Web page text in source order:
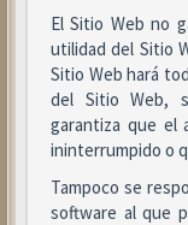
El Sitio Web no
utilidad del Sitio
Sitio Web hará
del Sitio Web,
garantiza que el
ininterrumpido o
Tampoco se
software al que